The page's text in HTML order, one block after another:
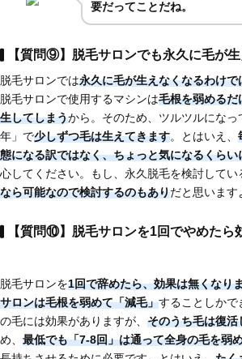
要だってことだね。
【質問⑨】脱毛サロンでも永久に毛が
脱毛サロンでは永久に毛が生えなくなるわけで
脱毛サロンで使用するマシンは毛根を弱めるだ
生してしまうから。そのため、ツルツルにな
年」で少しずつ毛は生えてきます。とはいえ、
態になる訳ではなく、ちょっと気になるくらい
心してください。もし、永久脱毛を検討してい
なら可能なので検討するのもありだと思います
【質問⑩】脱毛サロンを1回でやめたら
脱毛サロンを1回で辞めたら、効果は無くなり
サロンは毛根を弱めて「減毛」することしかで
の毛には効果がありますが、 そのうち毛は復活
め、 最低でも「7-8回」は通って全身の毛を弱